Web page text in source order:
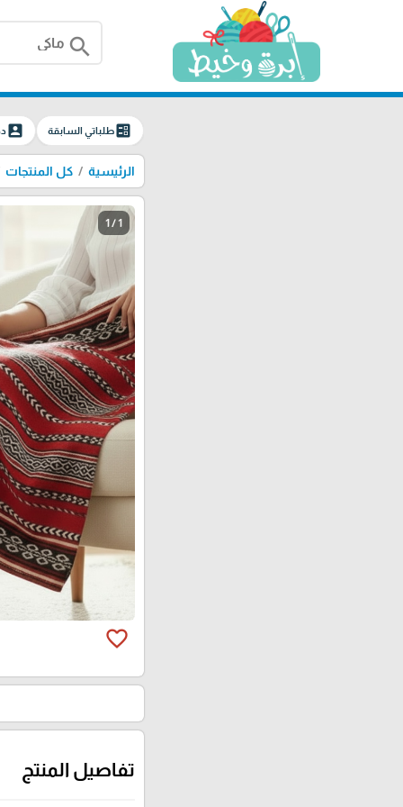
search
ballotطلباتي السابقة account_box
الرئيسية كل المنتجات
1 / 1
favorite_border
تفاصيل المنتج